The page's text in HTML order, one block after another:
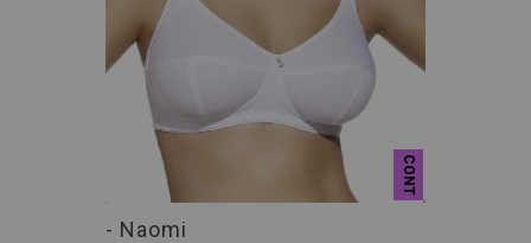
CONT
- Naomi